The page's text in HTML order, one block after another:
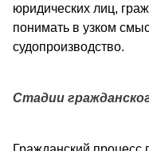
юридических лиц,
понимать в узком
судопроизводство.
Стадии